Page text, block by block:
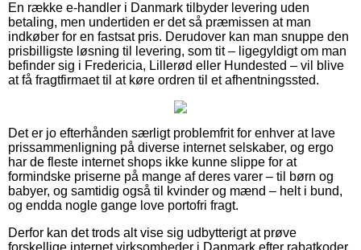
En række e-handler i Danmark tilbyder levering uden
betaling, men undertiden er det så præmissen at man
indkøber for en fastsat pris. Derudover kan man snuppe den
prisbilligste løsning til levering, som tit – ligegyldigt om man
befinder sig i Fredericia, Lillerød eller Hundested – vil blive
at få fragtfirmaet til at køre ordren til et afhentningssted.
Det er jo efterhånden særligt problemfrit for enhver at lave
prissammenligning på diverse internet selskaber, og ergo
har de fleste internet shops ikke kunne slippe for at
formindske priserne på mange af deres varer – til børn og
babyer, og samtidig også til kvinder og mænd – helt i bund,
og endda nogle gange love portofri fragt.
Derfor kan det trods alt vise sig udbytterigt at prøve